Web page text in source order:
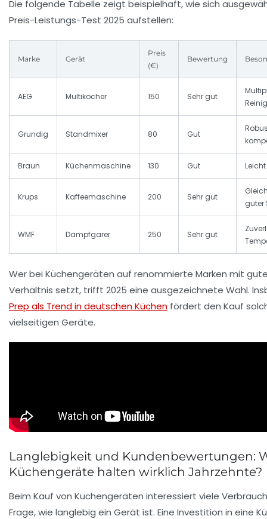
Die folgende Tabelle zeigt beispielhaft, wie sich
Preis-Leistungs-Test 2025 aufstellen:
Marke Gerät
Preis
(€)
Bewertung
AEG Multikocher 150 Sehr gut
Grundig Standmixer 80 Gut
Braun Küchenmaschine 130 Gut
Krups Kaffeemaschine 200 Sehr gut
guter
WMF Dampfgarer 250 Sehr gut
Wer bei Küchengeräten auf renommierte Marken mit
Verhältnis setzt, trifft 2025 eine ausgezeichnete Wahl.
Prep als Trend in deutschen Küchen fördert den Kauf
vielseitigen Geräte.
Langlebigkeit und Kundenbewertungen:
Küchengeräte halten wirklich Jahrzehnte?
Beim Kauf von Küchengeräten interessiert viele
Frage, wie langlebig ein Gerät ist. Eine Investition in eine